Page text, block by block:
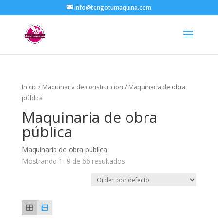
info@tengotumaquina.com
Inicio / Maquinaria de construccion / Maquinaria de obra
pública
Maquinaria de obra
pública
Maquinaria de obra pública
Mostrando 1–9 de 66 resultados